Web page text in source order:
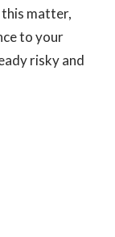
matter,
to your
risky and